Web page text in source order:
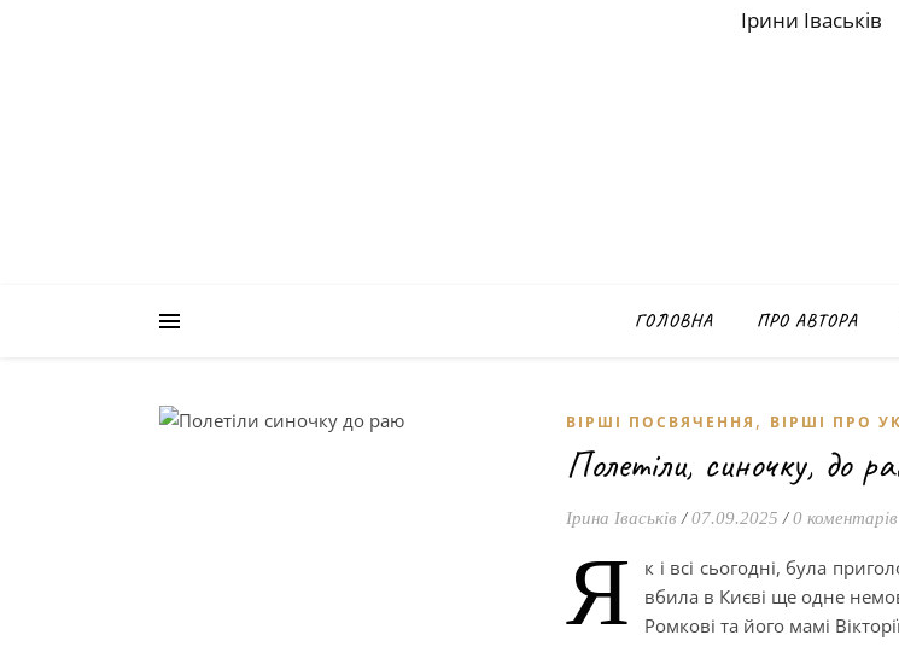
Ірини Іваськів
ГОЛОВНА ПРО АВТОРА
ВІРШІ ПОСВЯЧЕННЯ , ВІРШІ ПРО
Полетіли, синочку, до
Ірина Іваськів / 07.09.2025 / 0 коментарів
Я
к і всі сьогодні, була
вбила в Києві ще одне
Ромкові та його мамі